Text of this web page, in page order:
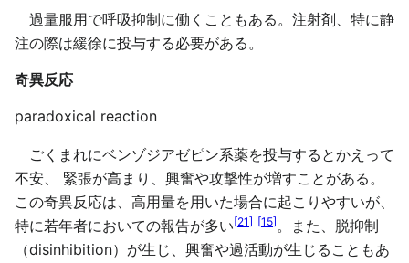
過量服用で呼吸抑制に働くこともある。注射剤、特に静
注の際は緩徐に投与する必要がある。
奇異反応
paradoxical reaction
ごくまれにベンゾジアゼピン系薬を投与するとかえって
不安、 緊張が高まり、興奮や攻撃性が増すことがある。
この奇異反応は、高用量を用いた場合に起こりやすいが、
特に若年者においての報告が多い[21] [15]。また、脱抑制
（disinhibition）が生じ、興奮や過活動が生じることもあ